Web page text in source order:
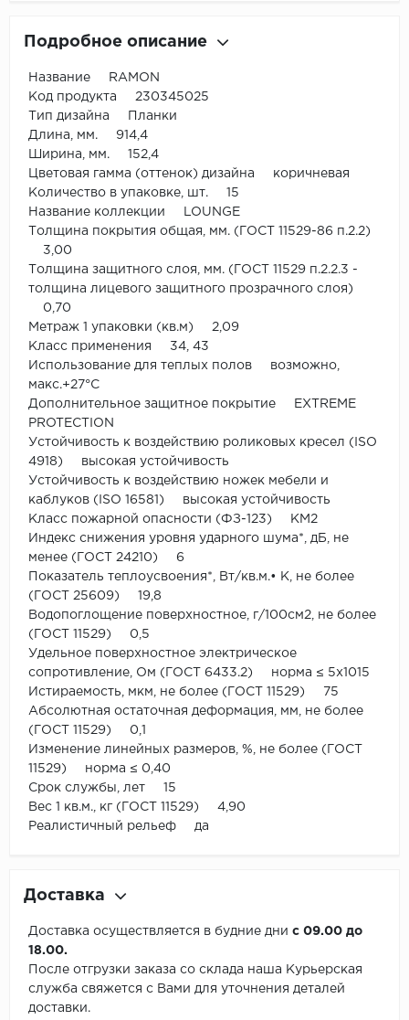
Подробное описание
Название RAMON
Код продукта 230345025
Тип дизайна Планки
Длина, мм. 914,4
Ширина, мм. 152,4
Цветовая гамма (оттенок) дизайна коричневая
Количество в упаковке, шт. 15
Название коллекции LOUNGE
Толщина покрытия общая, мм. (ГОСТ 11529-86 п.2.2)
3,00
Толщина защитного слоя, мм. (ГОСТ 11529 п.2.2.3 -
толщина лицевого защитного прозрачного слоя)
0,70
Метраж 1 упаковки (кв.м) 2,09
Класс применения 34, 43
Использование для теплых полов возможно,
макс.+27°С
Дополнительное защитное покрытие EXTREME
PROTECTION
Устойчивость к воздействию роликовых кресел (ISO
4918) высокая устойчивость
Устойчивость к воздействию ножек мебели и
каблуков (ISO 16581) высокая устойчивость
Класс пожарной опасности (ФЗ-123) КМ2
Индекс снижения уровня ударного шума*, дБ, не
менее (ГОСТ 24210) 6
Показатель теплоусвоения*, Вт/кв.м.• К, не более
(ГОСТ 25609) 19,8
Водопоглощение поверхностное, г/100см2, не более
(ГОСТ 11529) 0,5
Удельное поверхностное электрическое
сопротивление, Ом (ГОСТ 6433.2) норма ≤ 5x1015
Истираемость, мкм, не более (ГОСТ 11529) 75
Абсолютная остаточная деформация, мм, не более
(ГОСТ 11529) 0,1
Изменение линейных размеров, %, не более (ГОСТ
11529) норма ≤ 0,40
Срок службы, лет 15
Вес 1 кв.м., кг (ГОСТ 11529) 4,90
Реалистичный рельеф да
Доставка
Доставка осуществляется в будние дни с 09.00 до
18.00.
После отгрузки заказа со склада наша Курьерская
служба свяжется с Вами для уточнения деталей
доставки.